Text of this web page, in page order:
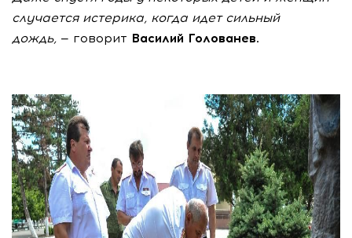
случается истерика, когда идет сильный
дождь, — говорит Василий Голованев.